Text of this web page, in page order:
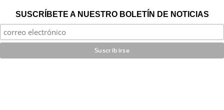
SUSCRÍBETE A NUESTRO BOLETÍN DE NOTICIAS